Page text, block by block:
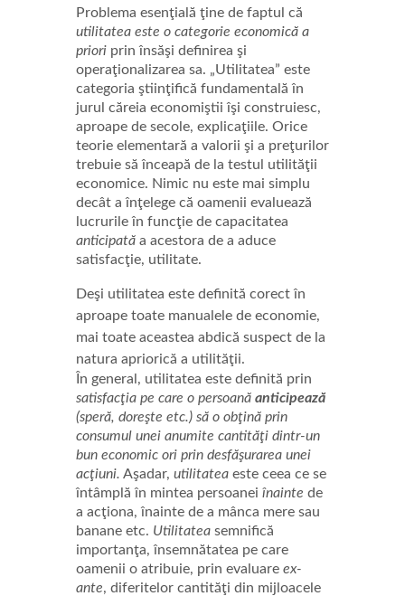
Problema esenţială ţine de faptul că
utilitatea este o categorie economică a
priori prin însăşi definirea şi
operaţionalizarea sa. „Utilitatea” este
categoria ştiinţifică fundamentală în
jurul căreia economiştii îşi construiesc,
aproape de secole, explicaţiile. Orice
teorie elementară a valorii şi a preţurilor
trebuie să înceapă de la testul utilităţii
economice. Nimic nu este mai simplu
decât a înţelege că oamenii evaluează
lucrurile în funcţie de capacitatea
anticipată a acestora de a aduce
satisfacţie, utilitate.
Deşi utilitatea este definită corect în
aproape toate manualele de economie,
mai toate aceastea abdică suspect de la
natura apriorică a utilităţii.
În general, utilitatea este definită prin
satisfacţia pe care o persoană anticipează
(speră, doreşte etc.) să o obţină prin
consumul unei anumite cantităţi dintr-un
bun economic ori prin desfăşurarea unei
acţiuni. Aşadar, utilitatea este ceea ce se
întâmplă în mintea persoanei înainte de
a acţiona, înainte de a mânca mere sau
banane etc. Utilitatea semnifică
importanţa, însemnătatea pe care
oamenii o atribuie, prin evaluare ex-
ante, diferitelor cantităţi din mijloacele